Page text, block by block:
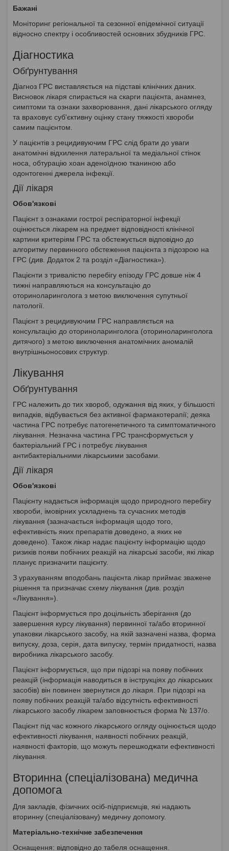
Бажані
Моніторинг регіональної та сезонної епідемічної ситуації
відносно спектру і особливостей основних збудників ГРС.
Діагностика
Обґрунтування
Діагноз ГРС виставляється на підставі клінічних даних.
Висновок лікаря спирається на скарги пацієнта, анамнез,
симптоми та ознаки захворювання, дані лікарського огляду
та враховує суб'єктивну оцінку стану тяжкості хвороби
самим пацієнтом.
У пацієнтів з рецидивуючим ГРС слід брати до уваги
анатомічні відхилення латеральної та медіальної стінок
носа, обтурацію хоан аденоїдною тканиною або
одонтогенні джерела інфекції.
Дії лікаря
Обов'язкові
Пацієнт з ознаками гострої респіраторної інфекції
оцінюється лікарем на предмет відповідності клінічної
картини критеріям ГРС та обстежується відповідно до
алгоритму первинного обстеження пацієнта з підозрою на
ГРС (див. Додаток 2 та розділ «Діагностика»).
Пацієнти з тривалістю перебігу епізоду ГРС довше ніж 4
тижні направляються на консультацію до
оториноларинголога з метою виключення супутньої
патології.
Пацієнт з рецидивуючим ГРС направляється на
консультацію до оториноларинголога (оториноларинголога
дитячого) з метою виключення анатомічних аномалій
внутрішньоносових структур.
Лікування
Обґрунтування
ГРС належить до тих хвороб, одужання від яких, у більшості
випадків, відбувається без активної фармакотерапії; деяка
частина ГРС потребує патогенетичного та симптоматичного
лікування. Незначна частина ГРС трансформується у
бактеріальний ГРС і потребує лікування
антибактеріальними лікарськими засобами.
Дії лікаря
Обов'язкові
Пацієнту надається інформація щодо природного перебігу
хвороби, імовірних ускладнень та сучасних методів
лікування (зазначається інформація щодо того,
ефективність яких препаратів доведено, а яких не
доведено). Також лікар надає пацієнту інформацію щодо
ризиків появи побічних реакцій на лікарські засоби, які лікар
планує призначити пацієнту.
З урахуванням вподобань пацієнта лікар приймає зважене
рішення та призначає схему лікування (див. розділ
«Лікування»).
Пацієнт інформується про доцільність зберігання (до
завершення курсу лікування) первинної та/або вторинної
упаковки лікарського засобу, на якій зазначені назва, форма
випуску, доза, серія, дата випуску, термін придатності, назва
виробника лікарського засобу.
Пацієнт інформується, що при підозрі на появу побічних
реакцій (інформація наводиться в інструкціях до лікарських
засобів) він повинен звернутися до лікаря. При підозрі на
появу побічних реакцій та/або відсутність ефективності
лікарського засобу лікарем заповнюється форма № 137/о.
Пацієнт під час кожного лікарського огляду оцінюється щодо
ефективності лікування, наявності побічних реакцій,
наявності факторів, що можуть перешкоджати ефективності
лікування.
Вторинна (спеціалізована) медична
допомога
Для закладів, фізичних осіб-підприємців, які надають
вторинну (спеціалізовану) медичну допомогу.
Матеріально-технічне забезпечення
Оснащення: відповідно до табеля оснащення.